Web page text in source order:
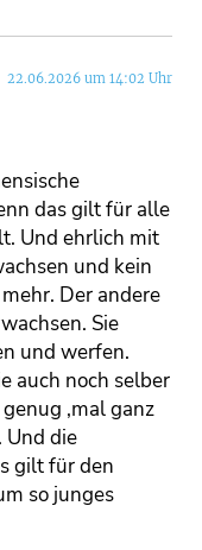
22.06.2026 um 14:02 Uhr
das gilt für alle
Und ehrlich mit
und kein
Der andere
Sie
und werfen.
auch noch selber
,mal ganz
Und die
gilt für den
so junges